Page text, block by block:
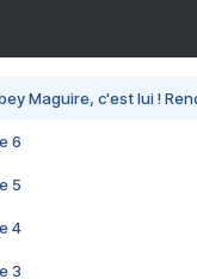
Maguire, c'est lui !
6
5
4
3